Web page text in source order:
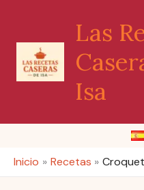
contenido
Las
Isa
Inicio Recetas